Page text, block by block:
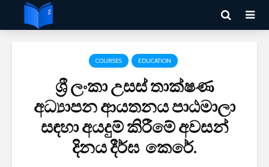
COURSES EDUCATION
ශ්‍රී ලංකා උසස් තාක්ෂණ
අධ්‍යාපන ආයතනය පාඨමාලා
සඳහා අයදුම් කිරීමේ අවසන්
දිනය දීර්ඝ ‍ කෙරේ.